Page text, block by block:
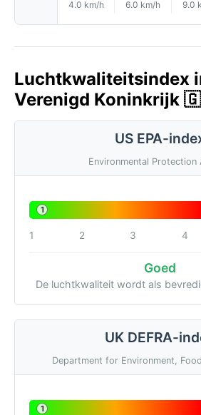
4.0 km/h 6.0 km/h 9.0
Luchtkwaliteitsindex
Verenigd Koninkrijk
US EPA-
Environmental Protection
1
1 2 3 4
Goed
De luchtkwaliteit wordt als
UK DEFRA-
Department for Environment,
1